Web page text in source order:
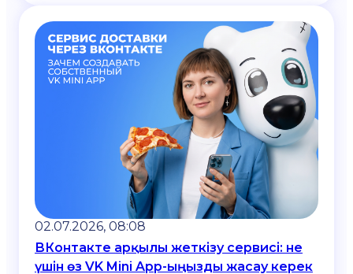
02.07.2026, 08:08
ВКонтакте арқылы жеткізу сервисі: не
үшін өз VK Mini App-ыңызды жасау керек